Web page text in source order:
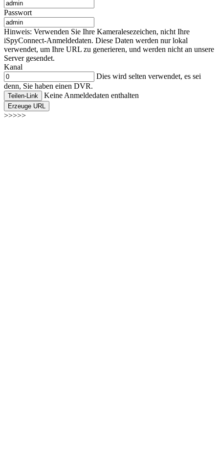
Passwort
Hinweis: Verwenden Sie Ihre Kameralesezeichen, nicht Ihre
iSpyConnect-Anmeldedaten. Diese Daten werden nur lokal
verwendet, um Ihre URL zu generieren, und werden nicht an unsere
Server gesendet.
Kanal
Dies wird selten verwendet, es sei
denn, Sie haben einen DVR.
Teilen-Link Keine Anmeldedaten enthalten
Erzeuge URL
>>>>>